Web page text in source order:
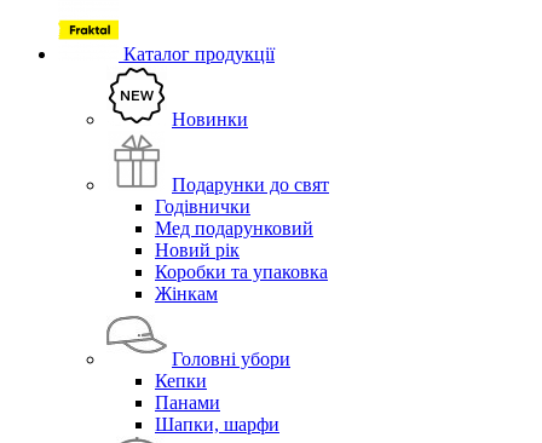
Каталог продукції
Новинки
Подарунки до свят
Годівнички
Мед подарунковий
Новий рік
Коробки та упаковка
Жінкам
Головні убори
Кепки
Панами
Шапки, шарфи